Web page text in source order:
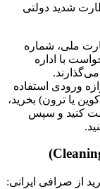
شدید دولتی
ملی، شماره
با اداره
ورودی استفاده
یا ترون) بخرید،
کنید و سپس
از صرافی ایرانی: